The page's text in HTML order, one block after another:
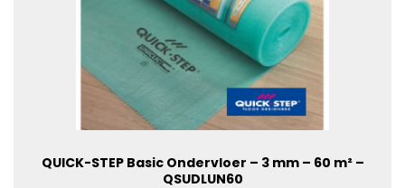
QUICK-STEP Basic Ondervloer – 3 mm – 60 m² –
QSUDLUN60